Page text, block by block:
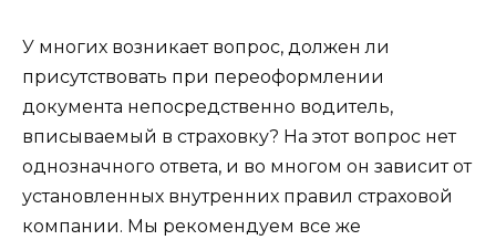
У многих возникает вопрос, должен ли
присутствовать при переоформлении
документа непосредственно водитель,
вписываемый в страховку? На этот вопрос нет
однозначного ответа, и во многом он зависит от
установленных внутренних правил страховой
компании. Мы рекомендуем все же